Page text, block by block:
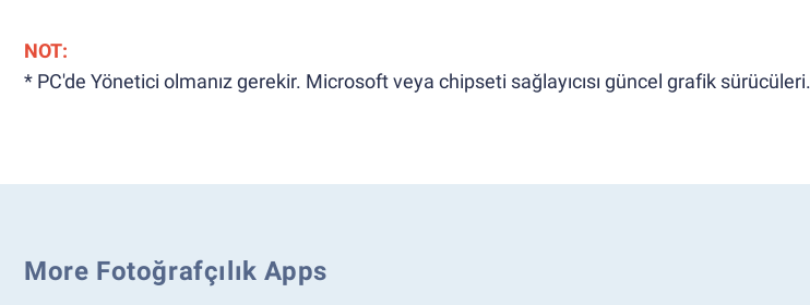
NOT:
* PC'de Yönetici olmanız gerekir. Microsoft veya chipseti sağlayıcısı güncel grafik sürücüleri.
More Fotoğrafçılık Apps